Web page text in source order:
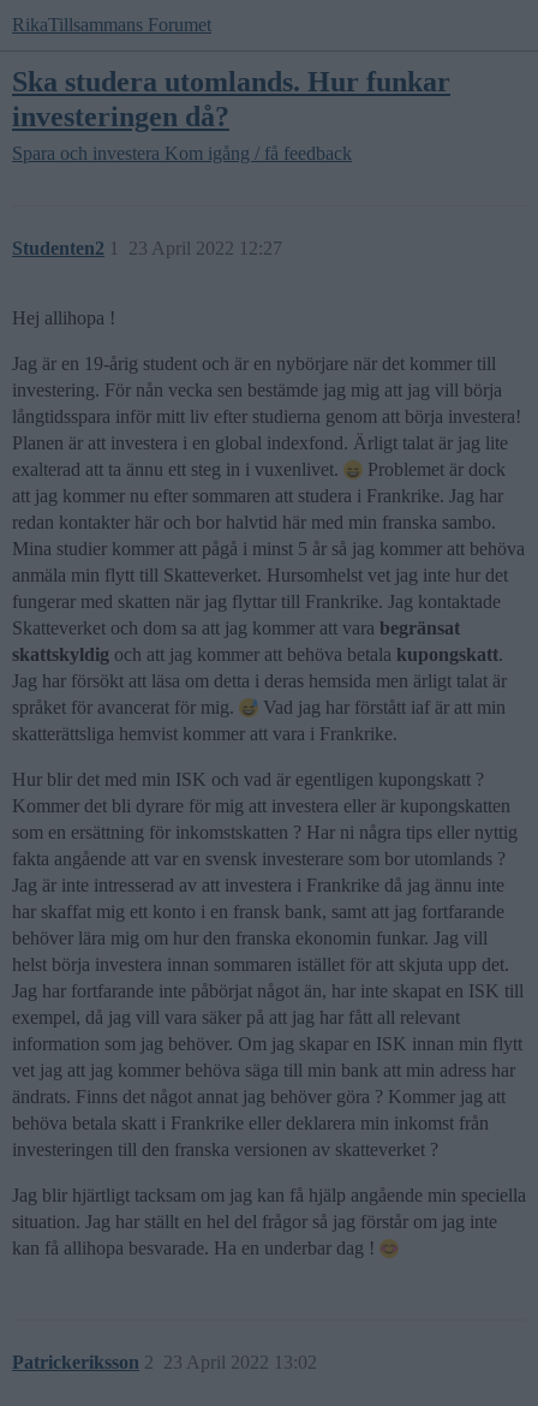
RikaTillsammans Forumet
Ska studera utomlands. Hur funkar
investeringen då?
Spara och investera Kom igång / få feedback
Studenten2 23 April 2022 12:27
1
Hej allihopa !
Jag är en 19-årig student och är en nybörjare när det kommer till
investering. För nån vecka sen bestämde jag mig att jag vill börja
långtidsspara inför mitt liv efter studierna genom att börja investera!
Planen är att investera i en global indexfond. Ärligt talat är jag lite
exalterad att ta ännu ett steg in i vuxenlivet.
Problemet är dock
att jag kommer nu efter sommaren att studera i Frankrike. Jag har
redan kontakter här och bor halvtid här med min franska sambo.
Mina studier kommer att pågå i minst 5 år så jag kommer att behöva
anmäla min flytt till Skatteverket. Hursomhelst vet jag inte hur det
fungerar med skatten när jag flyttar till Frankrike. Jag kontaktade
Skatteverket och dom sa att jag kommer att vara begränsat
skattskyldig och att jag kommer att behöva betala kupongskatt.
Jag har försökt att läsa om detta i deras hemsida men ärligt talat är
språket för avancerat för mig.
Vad jag har förstått iaf är att min
skatterättsliga hemvist kommer att vara i Frankrike.
Hur blir det med min ISK och vad är egentligen kupongskatt ?
Kommer det bli dyrare för mig att investera eller är kupongskatten
som en ersättning för inkomstskatten ? Har ni några tips eller nyttig
fakta angående att var en svensk investerare som bor utomlands ?
Jag är inte intresserad av att investera i Frankrike då jag ännu inte
har skaffat mig ett konto i en fransk bank, samt att jag fortfarande
behöver lära mig om hur den franska ekonomin funkar. Jag vill
helst börja investera innan sommaren istället för att skjuta upp det.
Jag har fortfarande inte påbörjat något än, har inte skapat en ISK till
exempel, då jag vill vara säker på att jag har fått all relevant
information som jag behöver. Om jag skapar en ISK innan min flytt
vet jag att jag kommer behöva säga till min bank att min adress har
ändrats. Finns det något annat jag behöver göra ? Kommer jag att
behöva betala skatt i Frankrike eller deklarera min inkomst från
investeringen till den franska versionen av skatteverket ?
Jag blir hjärtligt tacksam om jag kan få hjälp angående min speciella
situation. Jag har ställt en hel del frågor så jag förstår om jag inte
kan få allihopa besvarade. Ha en underbar dag !
Patrickeriksson 23 April 2022 13:02
2